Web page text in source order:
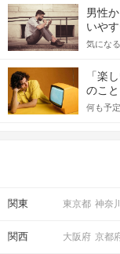
てアプ
格的に
をしっ
記事で
合にど
男性
いや
気にな
しかし
っしゃ
送る
えなが
「楽
のこと
何も予
の楽し
関東 東京都 神奈
関西 大阪府 京都